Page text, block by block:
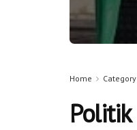
Home Category
Politik